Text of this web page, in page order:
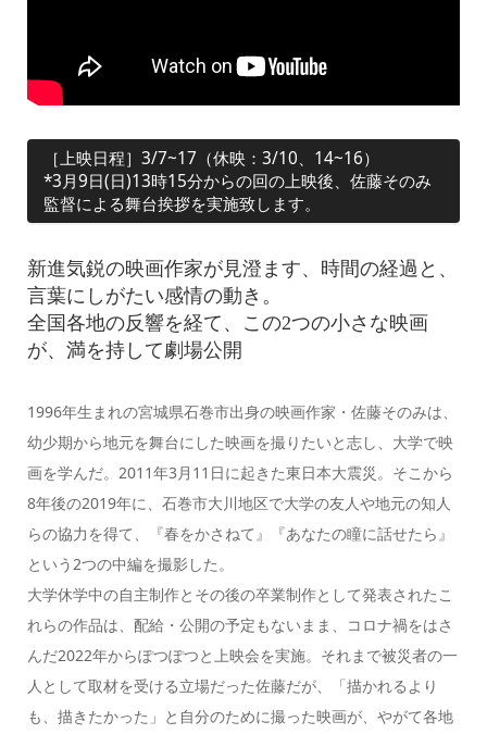
［上映日程］3/7~17（休映：3/10、14~16）
*3月9日(日)13時15分からの回の上映後、佐藤そのみ
監督による舞台挨拶を実施致します。
新進気鋭の映画作家が見澄ます、時間の経過と、
言葉にしがたい感情の動き。
全国各地の反響を経て、この2つの小さな映画
が、満を持して劇場公開
1996年生まれの宮城県石巻市出身の映画作家・佐藤そのみは、
幼少期から地元を舞台にした映画を撮りたいと志し、大学で映
画を学んだ。2011年3月11日に起きた東日本大震災。そこから
8年後の2019年に、石巻市大川地区で大学の友人や地元の知人
らの協力を得て、『春をかさねて』『あなたの瞳に話せたら』
という2つの中編を撮影した。
大学休学中の自主制作とその後の卒業制作として発表されたこ
れらの作品は、配給・公開の予定もないまま、コロナ禍をはさ
んだ2022年からぽつぽつと上映会を実施。それまで被災者の一
人として取材を受ける立場だった佐藤だが、「描かれるより
も、描きたかった」と自分のために撮った映画が、やがて各地